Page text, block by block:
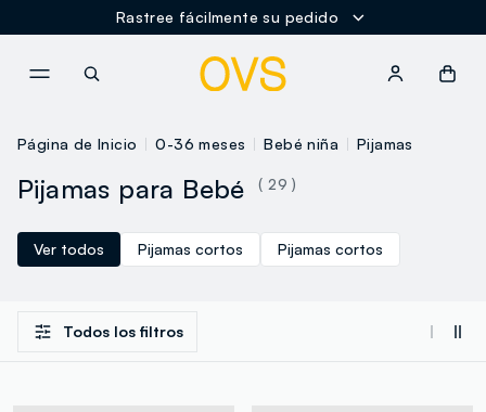
Rastree fácilmente su pedido
Página de Inicio 0-36 meses Bebé niña Pijamas
Pijamas para Bebé ( 29 )
Ver todos Pijamas cortos Pijamas cortos
Todos los filtros